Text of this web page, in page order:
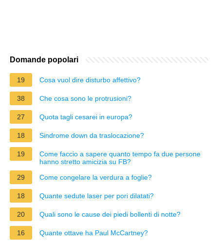
Domande popolari
19 Cosa vuol dire disturbo affettivo?
38 Che cosa sono le protrusioni?
27 Quota tagli cesarei in europa?
18 Sindrome down da traslocazione?
19
Come faccio a sapere quanto tempo fa due persone
hanno stretto amicizia su FB?
29
Come congelare la verdura a foglie?
18 Quante sedute laser per pori dilatati?
20 Quali sono le cause dei piedi bollenti di notte?
16 Quante ottave ha Paul McCartney?